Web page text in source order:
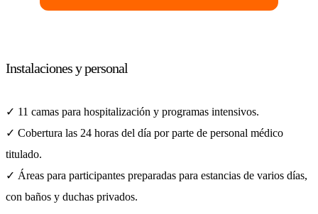
Instalaciones y personal
✓ 11 camas para hospitalización y programas intensivos.
✓ Cobertura las 24 horas del día por parte de personal médico
titulado.
✓ Áreas para participantes preparadas para estancias de varios días,
con baños y duchas privados.